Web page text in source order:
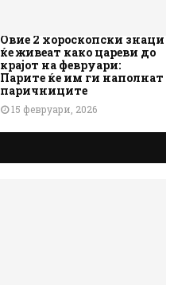
Овие 2 хороскопски знаци
ќе живеат како цареви до
крајот на февруари:
Парите ќе им ги наполнат
паричниците
15 февруари, 2026